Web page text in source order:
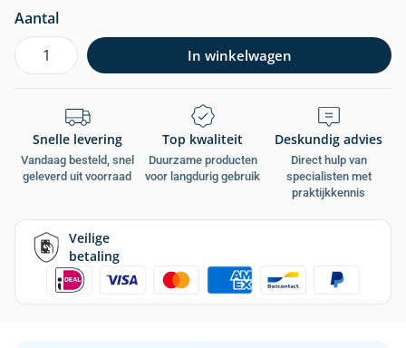
Aantal
In winkelwagen
Snelle levering
Vandaag besteld, snel
geleverd uit voorraad
Top kwaliteit
Duurzame producten
voor langdurig gebruik
Deskundig advies
Direct hulp van
specialisten met
praktijkkennis
Veilige
betaling